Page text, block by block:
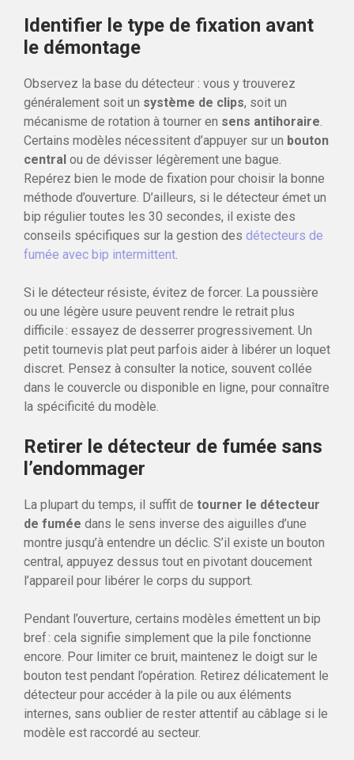
Identifier le type de fixation avant
le démontage
Observez la base du détecteur : vous y trouverez
généralement soit un système de clips, soit un
mécanisme de rotation à tourner en sens antihoraire.
Certains modèles nécessitent d’appuyer sur un bouton
central ou de dévisser légèrement une bague.
Repérez bien le mode de fixation pour choisir la bonne
méthode d’ouverture. D’ailleurs, si le détecteur émet un
bip régulier toutes les 30 secondes, il existe des
conseils spécifiques sur la gestion des détecteurs de
fumée avec bip intermittent.
Si le détecteur résiste, évitez de forcer. La poussière
ou une légère usure peuvent rendre le retrait plus
difficile : essayez de desserrer progressivement. Un
petit tournevis plat peut parfois aider à libérer un loquet
discret. Pensez à consulter la notice, souvent collée
dans le couvercle ou disponible en ligne, pour connaître
la spécificité du modèle.
Retirer le détecteur de fumée sans
l’endommager
La plupart du temps, il suffit de tourner le détecteur
de fumée dans le sens inverse des aiguilles d’une
montre jusqu’à entendre un déclic. S’il existe un bouton
central, appuyez dessus tout en pivotant doucement
l’appareil pour libérer le corps du support.
Pendant l’ouverture, certains modèles émettent un bip
bref : cela signifie simplement que la pile fonctionne
encore. Pour limiter ce bruit, maintenez le doigt sur le
bouton test pendant l’opération. Retirez délicatement le
détecteur pour accéder à la pile ou aux éléments
internes, sans oublier de rester attentif au câblage si le
modèle est raccordé au secteur.